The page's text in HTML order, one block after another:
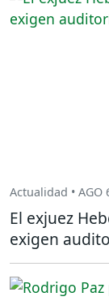
Actualidad • AGO
El exjuez
exigen